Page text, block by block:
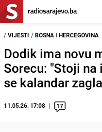
/ VIJESTI / BOSNA I HERCEGOVINA
Dodik ima novu
Sorecu: "Stoji
se kalandar
11.05.26. 17:08 17